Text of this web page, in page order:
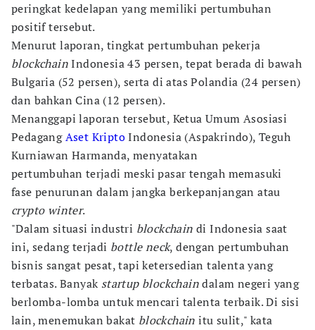
peringkat kedelapan yang memiliki pertumbuhan
positif tersebut.
Menurut laporan, tingkat pertumbuhan pekerja
blockchainIndonesia 43 persen, tepat berada di bawah
Bulgaria (52 persen), serta di atas Polandia (24 persen)
dan bahkan Cina (12 persen).
Menanggapi laporan tersebut, Ketua Umum Asosiasi
PedagangAset KriptoIndonesia (Aspakrindo), Teguh
Kurniawan Harmanda, menyatakan
pertumbuhan terjadi meski pasar tengah memasuki
fase penurunan dalam jangka berkepanjangan atau
crypto winter.
"Dalam situasi industri blockchain di Indonesia saat
ini, sedang terjadi bottle neck, dengan pertumbuhan
bisnis sangat pesat, tapi ketersedian talenta yang
terbatas. Banyak startup blockchaindalam negeri yang
berlomba-lomba untuk mencari talenta terbaik. Di sisi
lain, menemukan bakat blockchain itu sulit," kata